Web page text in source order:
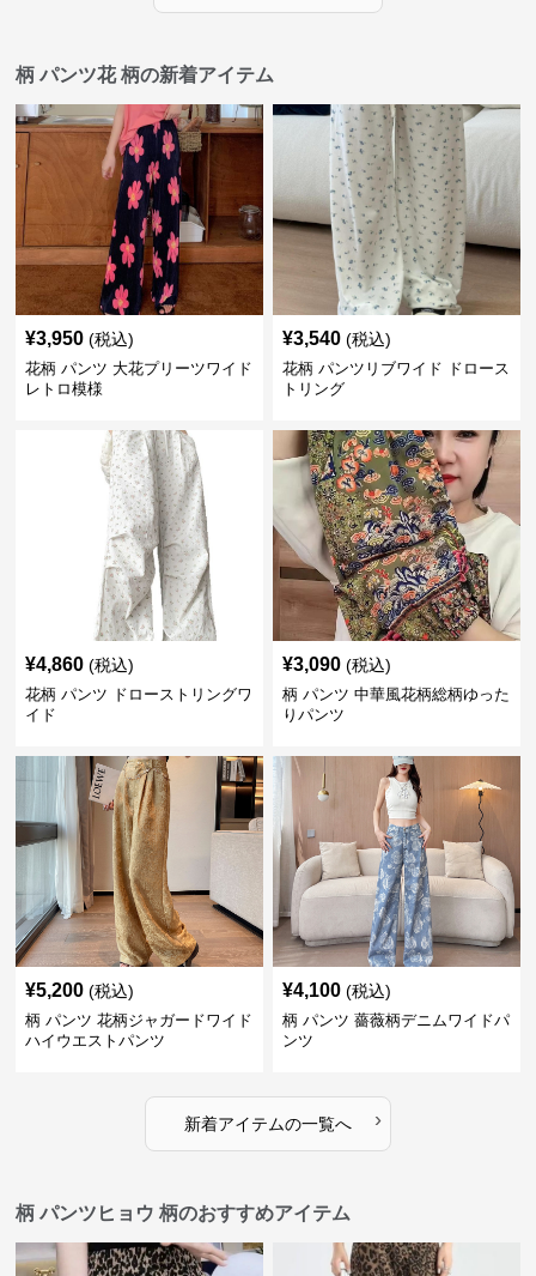
柄 パンツ花 柄の新着アイテム
¥3,950 (税込)
花柄 パンツ 大花プリーツワイド
レトロ模様
¥3,540 (税込)
花柄 パンツリブワイド ドロース
トリング
¥4,860 (税込)
花柄 パンツ ドローストリングワ
イド
¥3,090 (税込)
柄 パンツ 中華風花柄総柄ゆった
りパンツ
¥5,200 (税込)
柄 パンツ 花柄ジャガードワイド
ハイウエストパンツ
¥4,100 (税込)
柄 パンツ 薔薇柄デニムワイドパ
ンツ
新着アイテムの一覧へ ›
柄 パンツヒョウ 柄のおすすめアイテム